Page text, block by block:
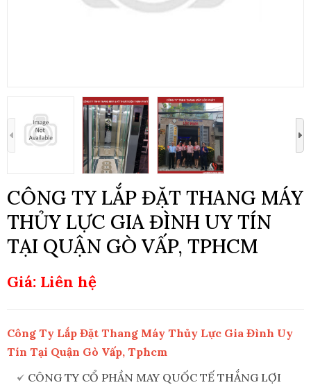
CÔNG TY LẮP ĐẶT THANG MÁY
THỦY LỰC GIA ĐÌNH UY TÍN
TẠI QUẬN GÒ VẤP, TPHCM
Giá: Liên hệ
Công Ty Lắp Đặt Thang Máy Thủy Lực Gia Đình Uy
Tín Tại Quận Gò Vấp, Tphcm
CÔNG TY CỔ PHẦN MAY QUỐC TẾ THẮNG LỢI